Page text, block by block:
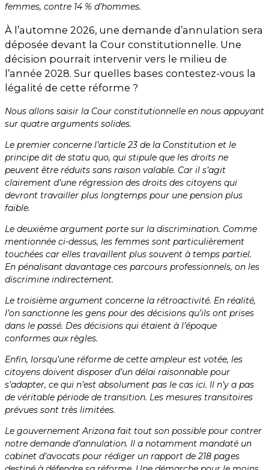
femmes, contre 14 % d’hommes.
À l’automne 2026, une demande d’annulation sera
déposée devant la Cour constitutionnelle. Une
décision pourrait intervenir vers le milieu de
l’année 2028. Sur quelles bases contestez-vous la
légalité de cette réforme ?
Nous allons saisir la Cour constitutionnelle en nous appuyant
sur quatre arguments solides.
Le premier concerne l’article 23 de la Constitution et le
principe dit de statu quo, qui stipule que les droits ne
peuvent être réduits sans raison valable. Car il s’agit
clairement d’une régression des droits des citoyens qui
devront travailler plus longtemps pour une pension plus
faible.
Le deuxième argument porte sur la discrimination. Comme
mentionnée ci-dessus, les femmes sont particulièrement
touchées car elles travaillent plus souvent à temps partiel.
En pénalisant davantage ces parcours professionnels, on les
discrimine indirectement.
Le troisième argument concerne la rétroactivité. En réalité,
l’on sanctionne les gens pour des décisions qu’ils ont prises
dans le passé. Des décisions qui étaient à l’époque
conformes aux règles.
Enfin, lorsqu’une réforme de cette ampleur est votée, les
citoyens doivent disposer d’un délai raisonnable pour
s’adapter, ce qui n’est absolument pas le cas ici. Il n’y a pas
de véritable période de transition. Les mesures transitoires
prévues sont très limitées.
Le gouvernement Arizona fait tout son possible pour contrer
notre demande d’annulation. Il a notamment mandaté un
cabinet d’avocats pour rédiger un rapport de 218 pages